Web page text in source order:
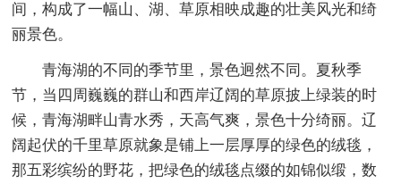
间，构成了一幅山、湖、草原相映成趣的壮美风光和绮
丽景色。
青海湖的不同的季节里，景色迥然不同。夏秋季
节，当四周巍巍的群山和西岸辽阔的草原披上绿装的时
候，青海湖畔山青水秀，天高气爽，景色十分绮丽。辽
阔起伏的千里草原就象是铺上一层厚厚的绿色的绒毯，
那五彩缤纷的野花，把绿色的绒毯点缀的如锦似缎，数